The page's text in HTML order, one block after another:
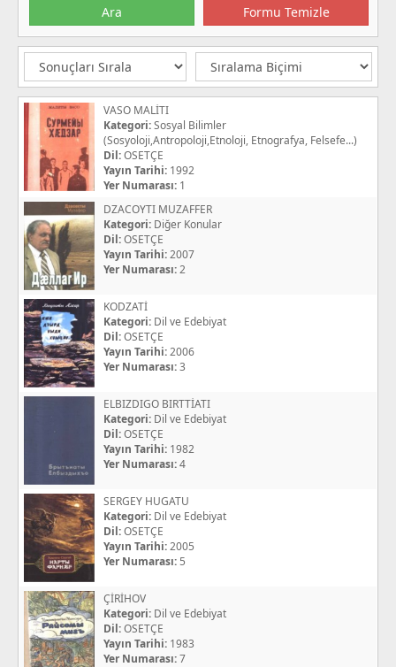
VASO MALİTI
Kategori:Sosyal Bilimler
(Sosyoloji,Antropoloji,Etnoloji, Etnografya, Felsefe...)
Dil:OSETÇE
Yayın Tarihi: 1992
Yer Numarası: 1
DZACOYTI MUZAFFER
Kategori: Diğer Konular
Dil:OSETÇE
Yayın Tarihi:2007
Yer Numarası:2
KODZATİ
Kategori: Dil ve Edebiyat
Dil:OSETÇE
Yayın Tarihi:2006
Yer Numarası:3
ELBIZDIGO BIRTTİATI
Kategori: Dil ve Edebiyat
Dil:OSETÇE
Yayın Tarihi: 1982
Yer Numarası:4
SERGEY HUGATU
Kategori: Dil ve Edebiyat
Dil:OSETÇE
Yayın Tarihi:2005
Yer Numarası: 5
ÇİRİHOV
Kategori: Dil ve Edebiyat
Dil:OSETÇE
Yayın Tarihi: 1983
Yer Numarası:7